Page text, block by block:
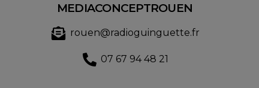
MEDIACONCEPTROUEN
rouen@radioguinguette.fr
07 67 94 48 21